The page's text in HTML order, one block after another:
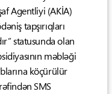
Agentliyi (AKİA)
tapşırıqları
statusunda olan
məbləği
köçürülür
SMS